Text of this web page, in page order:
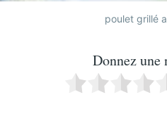
poulet grillé
Donnez une